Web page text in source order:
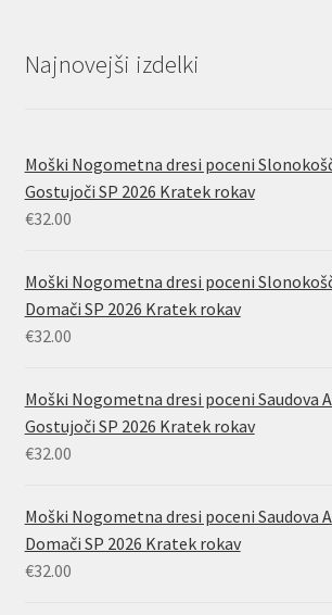
Najnovejši izdelki
Moški Nogometna dresi poceni
Gostujoči SP 2026 Kratek rokav
€32.00
Moški Nogometna dresi poceni
Domači SP 2026 Kratek rokav
€32.00
Moški Nogometna dresi poceni Saudova
Gostujoči SP 2026 Kratek rokav
€32.00
Moški Nogometna dresi poceni Saudova
Domači SP 2026 Kratek rokav
€32.00